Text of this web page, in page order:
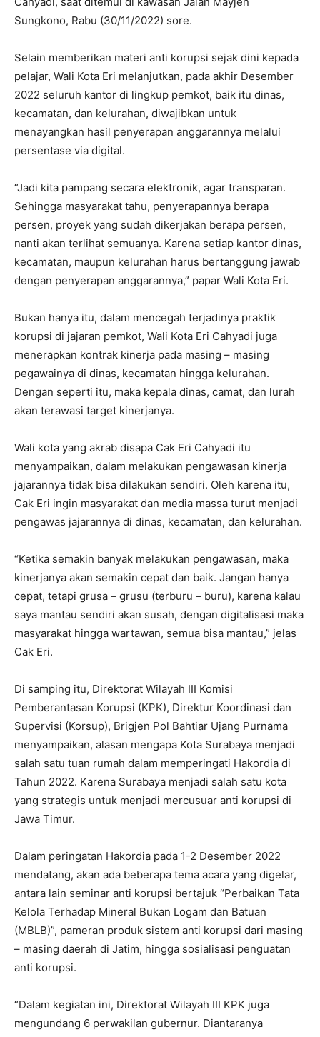
Sungkono, Rabu (30/11/2022) sore.
Selain memberikan materi anti korupsi sejak dini kepada
pelajar, Wali Kota Eri melanjutkan, pada akhir Desember
2022 seluruh kantor di lingkup pemkot, baik itu dinas,
kecamatan, dan kelurahan, diwajibkan untuk
menayangkan hasil penyerapan anggarannya melalui
persentase via digital.
“Jadi kita pampang secara elektronik, agar transparan.
Sehingga masyarakat tahu, penyerapannya berapa
persen, proyek yang sudah dikerjakan berapa persen,
nanti akan terlihat semuanya. Karena setiap kantor dinas,
kecamatan, maupun kelurahan harus bertanggung jawab
dengan penyerapan anggarannya,” papar Wali Kota Eri.
Bukan hanya itu, dalam mencegah terjadinya praktik
korupsi di jajaran pemkot, Wali Kota Eri Cahyadi juga
menerapkan kontrak kinerja pada masing – masing
pegawainya di dinas, kecamatan hingga kelurahan.
Dengan seperti itu, maka kepala dinas, camat, dan lurah
akan terawasi target kinerjanya.
Wali kota yang akrab disapa Cak Eri Cahyadi itu
menyampaikan, dalam melakukan pengawasan kinerja
jajarannya tidak bisa dilakukan sendiri. Oleh karena itu,
Cak Eri ingin masyarakat dan media massa turut menjadi
pengawas jajarannya di dinas, kecamatan, dan kelurahan.
“Ketika semakin banyak melakukan pengawasan, maka
kinerjanya akan semakin cepat dan baik. Jangan hanya
cepat, tetapi grusa – grusu (terburu – buru), karena kalau
saya mantau sendiri akan susah, dengan digitalisasi maka
masyarakat hingga wartawan, semua bisa mantau,” jelas
Cak Eri.
Di samping itu, Direktorat Wilayah III Komisi
Pemberantasan Korupsi (KPK), Direktur Koordinasi dan
Supervisi (Korsup), Brigjen Pol Bahtiar Ujang Purnama
menyampaikan, alasan mengapa Kota Surabaya menjadi
salah satu tuan rumah dalam memperingati Hakordia di
Tahun 2022. Karena Surabaya menjadi salah satu kota
yang strategis untuk menjadi mercusuar anti korupsi di
Jawa Timur.
Dalam peringatan Hakordia pada 1-2 Desember 2022
mendatang, akan ada beberapa tema acara yang digelar,
antara lain seminar anti korupsi bertajuk “Perbaikan Tata
Kelola Terhadap Mineral Bukan Logam dan Batuan
(MBLB)”, pameran produk sistem anti korupsi dari masing
– masing daerah di Jatim, hingga sosialisasi penguatan
anti korupsi.
“Dalam kegiatan ini, Direktorat Wilayah III KPK juga
mengundang 6 perwakilan gubernur. Diantaranya